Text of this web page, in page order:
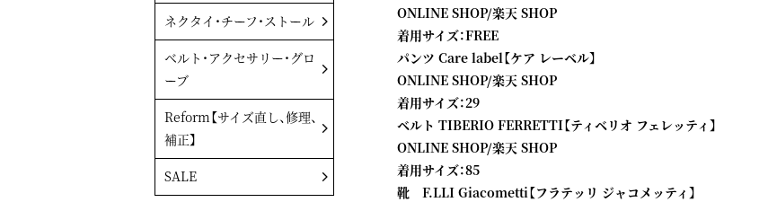
ONLINE SHOP/楽天 SHOP
着用サイズ：FREE
パンツ Care label【ケア レーベル】
ONLINE SHOP/楽天 SHOP
着用サイズ：29
ベルト TIBERIO FERRETTI【ティベリオ フェレッティ】
ONLINE SHOP/楽天 SHOP
着用サイズ：85
靴 F.LLI Giacometti【フラテッリ ジャコメッティ】
ネクタイ・チーフ・ストール
ベルト・アクセサリー・グロ
ーブ
Reform【サイズ直し、修理、
補正】
SALE